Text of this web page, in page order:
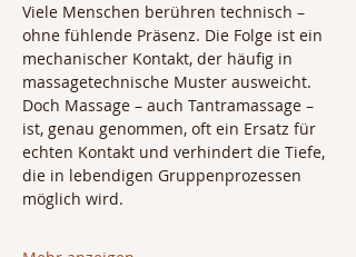
Viele Menschen berühren technisch –
ohne fühlende Präsenz. Die Folge ist ein
mechanischer Kontakt, der häufig in
massagetechnische Muster ausweicht.
Doch Massage – auch Tantramassage –
ist, genau genommen, oft ein Ersatz für
echten Kontakt und verhindert die Tiefe,
die in lebendigen Gruppenprozessen
möglich wird.